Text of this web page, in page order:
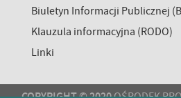
Biuletyn Informacji Publicznej
Klauzula informacyjna (RODO)
Linki